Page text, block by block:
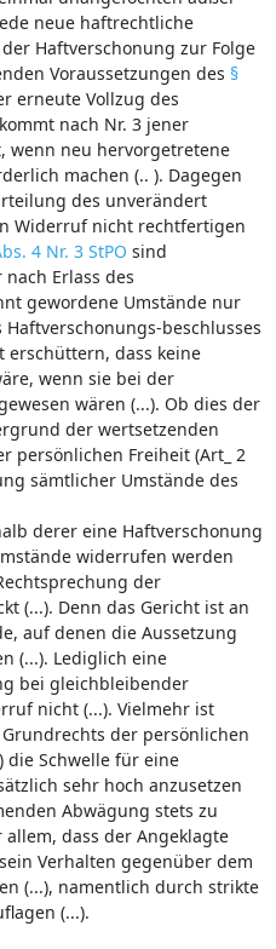
neue haftrechtliche
Haftverschonung zur Folge
Voraussetzungen des §
erneute Vollzug des
nach Nr. 3 jener
wenn neu hervorgetretene
machen (.. ). Dagegen
des unverändert
Widerruf nicht rechtfertigen
4 Nr. 3 StPO sind
Erlass des
gewordene Umstände nur
beschlusses
erschüttern, dass keine
wenn sie bei der
wären (...). Ob dies der
der wertsetzenden
persönlichen Freiheit (Art_ 2
sämtlicher Umstände des
derer eine Haftverschonung
widerrufen werden
der
(...). Denn das Gericht ist an
auf denen die Aussetzung
(...). Lediglich eine
bei gleichbleibender
nicht (...). Vielmehr ist
der persönlichen
die Schwelle für eine
sehr hoch anzusetzen
Abwägung stets zu
dass der Angeklagte
Verhalten gegenüber dem
(...), namentlich durch strikte
(...).